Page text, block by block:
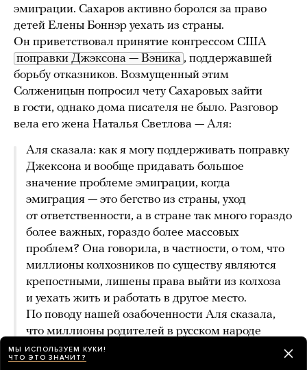
эмиграции. Сахаров активно боролся за право
детей Елены Боннэр уехать из страны.
Он приветствовал принятие конгрессом США
поправки Джэксона — Вэника , поддержавшей
борьбу отказников. Возмущенный этим
Солженицын попросил чету Сахаровых зайти
в гости, однако дома писателя не было. Разговор
вела его жена Наталья Светлова — Аля:
Аля сказала: как я могу поддерживать поправку
Джексона и вообще придавать большое
значение проблеме эмиграции, когда
эмиграция — это бегство из страны, уход
от ответственности, а в стране так много гораздо
более важных, гораздо более массовых
проблем? Она говорила, в частности, о том, что
миллионы колхозников по существу являются
крепостными, лишены права выйти из колхоза
и уехать жить и работать в другое место.
По поводу нашей озабоченности Аля сказала,
что миллионы родителей в русском народе
лишены возможности дать своим детям вообще
какое-либо образование. Возмущенная
МЫ ИСПОЛЬЗУЕМ КУКИ!
ЧТО ЭТО ЗНАЧИТ?